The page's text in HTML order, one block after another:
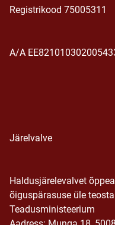
Registrikood 75005311
A/A
Järelvalve
Haldusjärelevalvet
õiguspärasuse üle
Teadusministeerium